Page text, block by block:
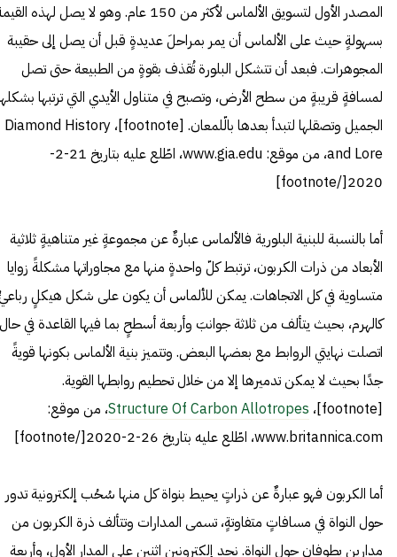
المصدر الأول لتسويق الألماس لأكثر من 150 عام. وهو لا يصل لهذه
بسهولةٍ حيث على الألماس أن يمر بمراحلَ عديدةٍ قبل أن يصل إلى حقيبة
المجوهرات. فبعد أن تتشكل البلورة تُقذف بقوةٍ من الطبيعة حتى تصل
لمسافةٍ قريبةٍ من سطح الأرض، وتصبح في متناول الأيدي التي ترتبها
الجميل وتصقلها لتبدأ بعدها بالّلمعان. [footnote]،
Diamond History
and Lore
، من موقع: www.gia.edu، اطّلع عليه بتاريخ 21-2-
2020[/footnote]
أما بالنسبة للبنية البلورية فالألماس عبارةٌ عن مجموعةٍ غير متناهيةٍ ثلاثية
الأبعاد من ذرات الكربون، ترتبط كلّ واحدةٍ منها مع مجاوراتها مشكلةً زوايا
متساوية في كل الاتجاهات. يمكن للألماس أن يكون على شكل هيكلٍ
كالهرم، بحيث يتألف من ثلاثة جوانبَ وأربعة أسطحٍ بما فيها القاعدة في حال
اتصلت نهايتي الروابط مع بعضها البعض. وتتميز بنية الألماس بكونها قويةً
جدًا بحيث لا يمكن تدميرها إلا من خلال تحطيم روابطها القوية.
[footnote]،
Structure Of Carbon Allotropes، من موقع:
www.britannica.com، اطّلع عليه بتاريخ 26-2-2020[/footnote]
أما الكربون فهو عبارةٌ عن ذراتٍ يحيط بنواة كل منها سُحُب إلكترونية تدور
حول النواة في مسافاتٍ متفاوتةٍ، تسمى المدارات وتتألف ذرة الكربون من
مدارين يطوفان حول النواة. نجد إلكترونين اثنين على المدار الأول، وأربعة